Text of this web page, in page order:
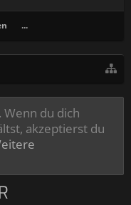
...
du dich
akzeptierst du